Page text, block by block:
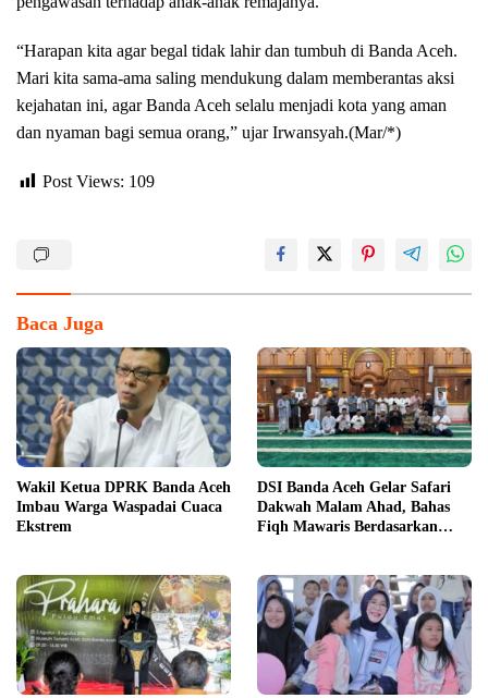
“Harapan kita agar begal tidak lahir dan tumbuh di Banda Aceh.
Mari kita sama-ama saling mendukung dalam memberantas aksi
kejahatan ini, agar Banda Aceh selalu menjadi kota yang aman
dan nyaman bagi semua orang,” ujar Irwansyah.(Mar/*)
Post Views: 109
Baca Juga
Wakil Ketua DPRK Banda Aceh
Imbau Warga Waspadai Cuaca
Ekstrem
DSI Banda Aceh Gelar Safari
Dakwah Malam Ahad, Bahas
Fiqh Mawaris Berdasarkan